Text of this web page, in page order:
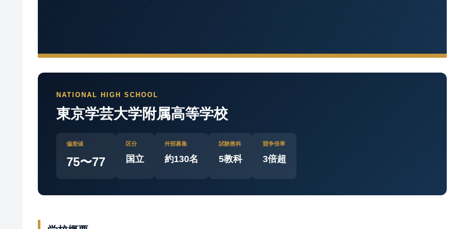
NATIONAL HIGH SCHOOL
東京学芸大学附属高等学校
偏差値
75〜77
区分
国立
外部募集
約130名
試験教科
5教科
競争倍率
3倍超